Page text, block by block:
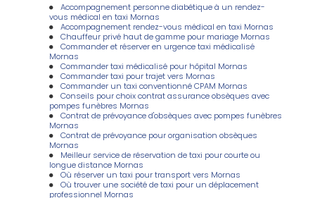
Accompagnement personne diabétique à un rendez-
vous médical en taxi Mornas
Accompagnement rendez-vous médical en taxi Mornas
Chauffeur privé haut de gamme pour mariage Mornas
Commander et réserver en urgence taxi médicalisé
Mornas
Commander taxi médicalisé pour hôpital Mornas
Commander taxi pour trajet vers Mornas
Commander un taxi conventionné CPAM Mornas
Conseils pour choix contrat assurance obsèques avec
pompes funèbres Mornas
Contrat de prévoyance d'obsèques avec pompes funèbres
Mornas
Contrat de prévoyance pour organisation obsèques
Mornas
Meilleur service de réservation de taxi pour courte ou
longue distance Mornas
Où réserver un taxi pour transport vers Mornas
Où trouver une société de taxi pour un déplacement
professionnel Mornas